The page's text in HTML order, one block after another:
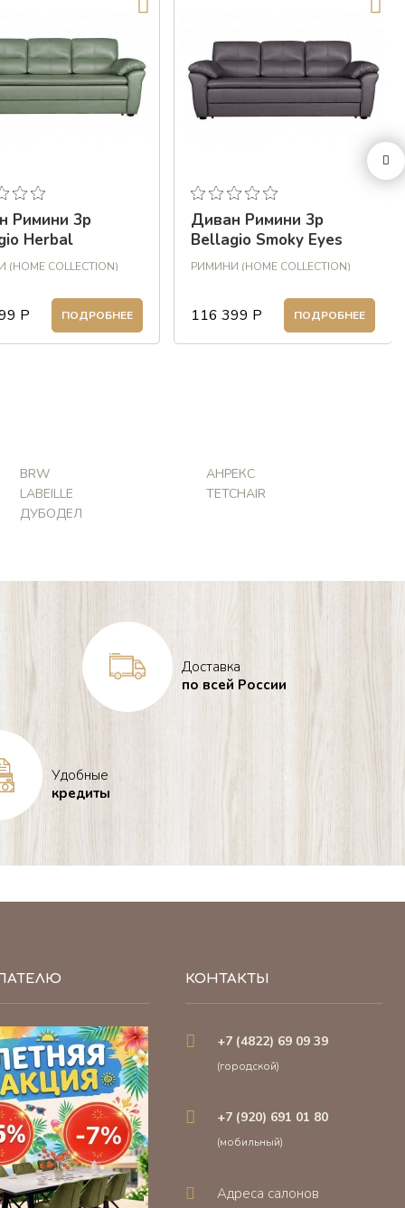
Римини 3р
Herbal
COLLECTION)
Р ПОДРОБНЕЕ
Диван Римини 3р
Bellagio Smoky Eyes
РИМИНИ (HOME COLLECTION)
116 399 Р ПОДРОБНЕЕ
BRW
АНРЕКС
LABEILLE
TETCHAIR
ДУБОДЕЛ
Доставка
по всей России
Удобные
кредиты
КОНТАКТЫ
+7 (4822) 69 09 39
(городской)
+7 (920) 691 01 80
(мобильный)
Адреса салонов